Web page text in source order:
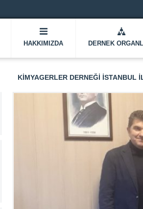
HAKKIMIZDA DERNEK
KIMYAGERLER DERNEĞI İSTANBUL